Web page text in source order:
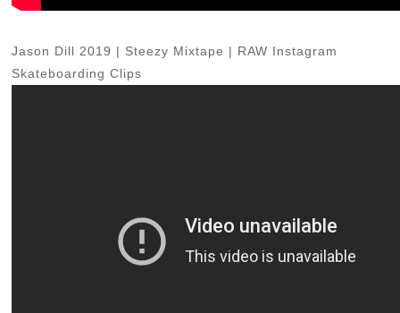
Jason Dill 2019 | Steezy Mixtape | RAW Instagram
Skateboarding Clips